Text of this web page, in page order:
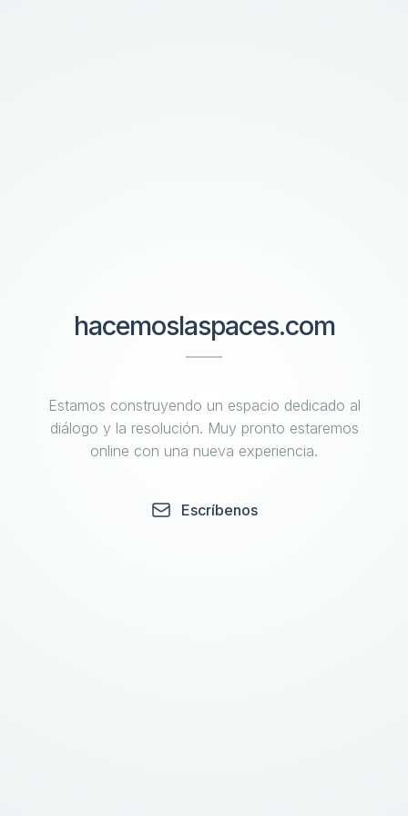
hacemoslaspaces.com
Estamos construyendo un espacio dedicado al
diálogo y la resolución. Muy pronto estaremos
online con una nueva experiencia.
Escríbenos